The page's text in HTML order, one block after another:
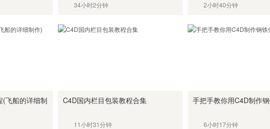
34小时2分钟 2小时40分钟
(飞船的详细制
C4D国内栏目包装教程合集
11小时31分钟
手把手教你用C4D制作
6小时17分钟